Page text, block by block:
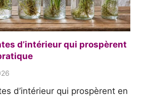
d’intérieur qui prospèrent
d’intérieur qui prospèrent en